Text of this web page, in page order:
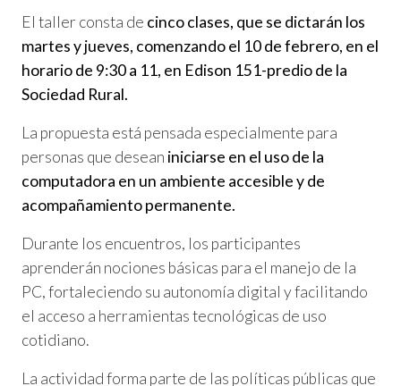
El taller consta de cinco clases, que se dictarán los
martes y jueves, comenzando el 10 de febrero, en el
horario de 9:30 a 11, en Edison 151-predio de la
Sociedad Rural.
La propuesta está pensada especialmente para
personas que desean iniciarse en el uso de la
computadora en un ambiente accesible y de
acompañamiento permanente.
Durante los encuentros, los participantes
aprenderán nociones básicas para el manejo de la
PC, fortaleciendo su autonomía digital y facilitando
el acceso a herramientas tecnológicas de uso
cotidiano.
La actividad forma parte de las políticas públicas que